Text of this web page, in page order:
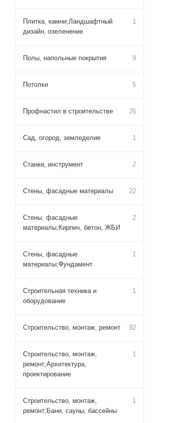
Плитка, камни;Ландшафтный
дизайн, озеленение
1
Полы, напольные покрытия 9
Потолки 5
Профнастил в строительстве 26
Сад, огород, земледелие 1
Станки, инструмент 2
Стены, фасадные материалы 22
Стены, фасадные
материалы;Кирпич, бетон, ЖБИ
2
Стены, фасадные
материалы;Фундамент
1
Строительная техника и
оборудование
1
Строительство, монтаж, ремонт 92
Строительство, монтаж,
ремонт;Архитектура,
проектирование
1
Строительство, монтаж,
ремонт;Бани, сауны, бассейны
1